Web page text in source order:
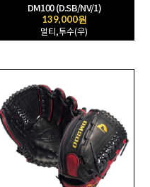
DM100 (D.SB/NV/1)
139,000원
멀티,투수(우)